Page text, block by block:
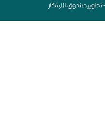
صندوق الابتكار